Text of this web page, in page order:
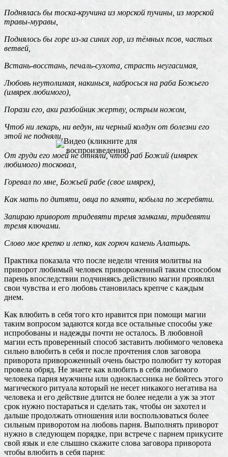
Поднялась бы тоска-кручина из морской пучины, из морской
травы-муравы,
Поднялось бы горе из-за синих гор, из тёмных псов, частых
ветвей,
Встань-восстань, печаль-сухота, страсть неугасимая,
Любовь неутолимая, накинься, набросься на раба Божьего
(имярек любимого),
Порази его, аки разбойник жертву, острым ножом,
Чтоб ни лекарь, ни ведун, ни черный колдун от болезни его
этой не подняли,
Видео (кликните для
воспроизведения).
От груди его моей не отняли, чтоб раб Божий (имярек
любимого) тосковал,
Горевал по мне, Божьей рабе (свое имярек),
Как мать по дитяти, овца по ягняти, кобыла по жеребяти.
Запираю приворот тридевяти тремя замками, тридевяти
тремя ключами.
Слово мое крепко и лепко, как горюч камень Алатырь.
Практика показала что после недели чтения молитвы на
приворот любимый человек привороженный таким способом
парень впоследствии подчиняясь действию магии проявлял
свои чувства и его любовь становилась крепче с каждым
днем.
Как влюбить в себя того кто нравится при помощи магии
таким вопросом задаются когда все остальные способы уже
испробованы и надежды почти не осталось. В любовной
магии есть проверенный способ заставить любимого человека
сильно влюбить в себя и после прочтения слов заговора
приворота привороженный очень быстро полюбит ту которая
провела обряд. Не знаете как влюбить в себя любимого
человека парня мужчины или одноклассника не бойтесь этого
магического ритуала который не несет никакого негатива на
человека и его действие длится не более недели а уж за этот
срок нужно постараться и сделать так, чтобы он захотел и
дальше продолжать отношения или воспользоваться более
сильным приворотом на любовь парня. Выполнять приворот
нужно в следующем порядке, при встрече с парнем прикусите
свой язык и еле слышно скажите слова заговора приворота
чтобы влюбить в себя парня: